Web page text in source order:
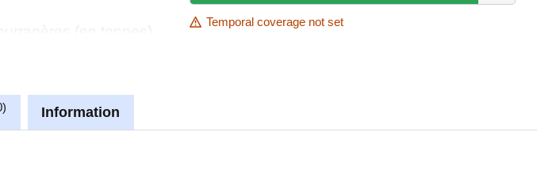
(en tonnes)
Temporal coverage not set
Information